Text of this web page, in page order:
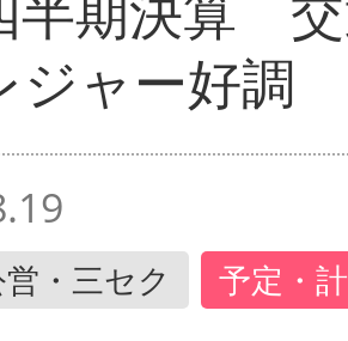
ジャー好調
・三セク 予定・